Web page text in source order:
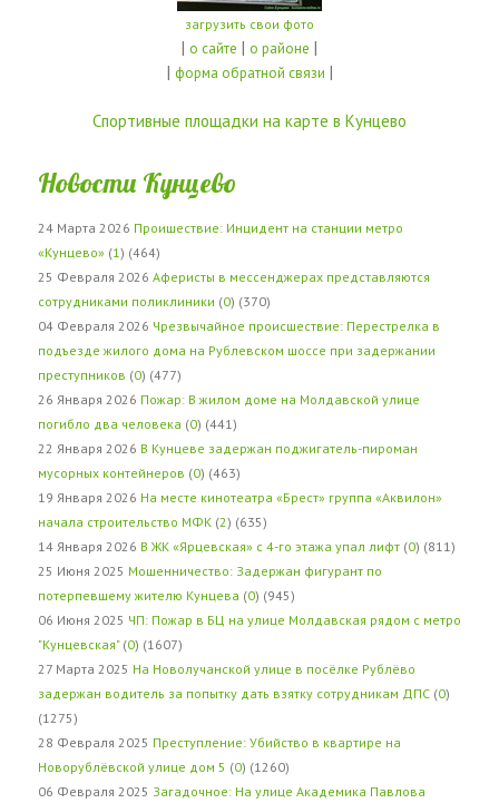
загрузить свои фото
| о сайте | о районе |
| форма обратной связи |
Спортивные площадки на карте в Кунцево
Новости Кунцево
24 Марта 2026 Проишествие: Инцидент на станции метро
«Кунцево» (1 ) (464)
25 Февраля 2026 Аферисты в мессенджерах представляются
сотрудниками поликлиники (0) (370)
04 Февраля 2026 Чрезвычайное происшествие: Перестрелка в
подъезде жилого дома на Рублевском шоссе при задержании
преступников (0) (477)
26 Января 2026 Пожар: В жилом доме на Молдавской улице
погибло два человека (0) (441)
22 Января 2026 В Кунцеве задержан поджигатель-пироман
мусорных контейнеров (0) (463)
19 Января 2026 На месте кинотеатра «Брест» группа «Аквилон»
начала строительство МФК (2) (635)
14 Января 2026 В ЖК «Ярцевская» с 4-го этажа упал лифт (0) (811)
25 Июня 2025 Мошенничество: Задержан фигурант по
потерпевшему жителю Кунцева (0) (945)
06 Июня 2025 ЧП: Пожар в БЦ на улице Молдавская рядом с метро
"Кунцевская" (0) (1607)
27 Марта 2025 На Новолучанской улице в посёлке Рублёво
задержан водитель за попытку дать взятку сотрудникам ДПС (0)
(1275)
28 Февраля 2025 Преступление: Убийство в квартире на
Новорублёвской улице дом 5 (0) (1260)
06 Февраля 2025 Загадочное: На улице Академика Павлова